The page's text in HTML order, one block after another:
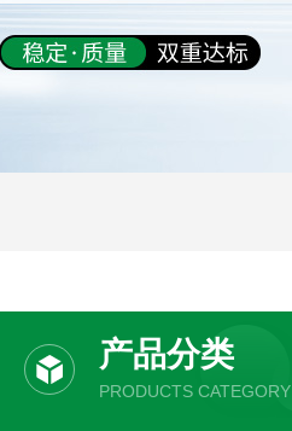
产品分类
PRODUCTS CATEGORY